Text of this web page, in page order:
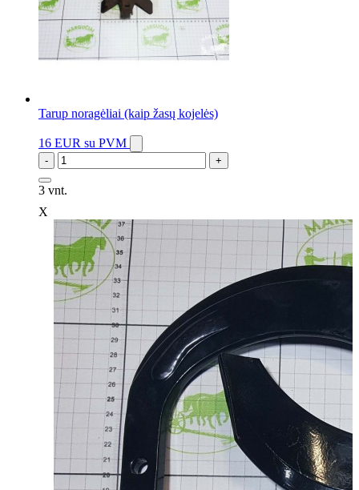
Tarup noragėliai (kaip žasų kojelės)
16 EUR su PVM
- +
3 vnt.
X